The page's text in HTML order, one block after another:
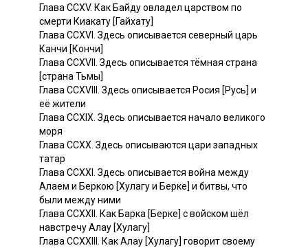
Глава CCXV. Как Байду овладел царством по
смерти Киакату [Гайхату]
Глава CCXVI. Здесь описывается северный царь
Канчи [Кончи]
Глава CCXVII. Здесь описывается тёмная страна
[страна Тьмы]
Глава CCXVIII. Здесь описывается Росия [Русь] и
её жители
Глава CCXIX. Здесь описывается начало великого
моря
Глава ССХХ. Здесь описываются цари западных
татар
Глава CCXXI. Здесь описывается война между
Алаем и Беркою [Хулагу и Берке] и битвы, что
были между ними
Глава ССХХII. Как Барка [Берке] с войском шёл
навстречу Алау [Хулагу]
Глава CCXXIII. Как Алау [Хулагу] говорит своему